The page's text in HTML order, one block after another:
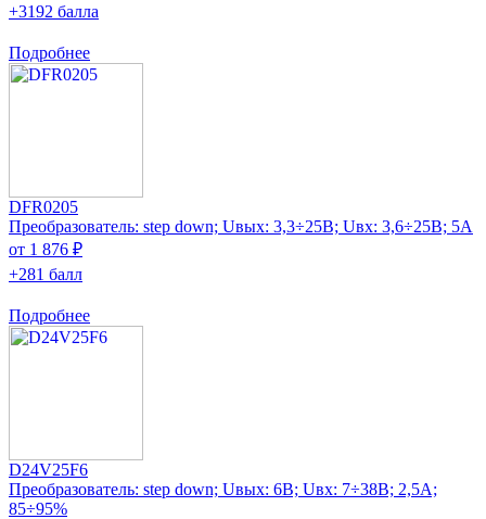
+3192 балла
Подробнее
DFR0205
Преобразователь: step down; Uвых: 3,3÷25В; Uвх: 3,6÷25В; 5А
от 1 876 ₽
+281 балл
Подробнее
D24V25F6
Преобразователь: step down; Uвых: 6В; Uвх: 7÷38В; 2,5А;
85÷95%